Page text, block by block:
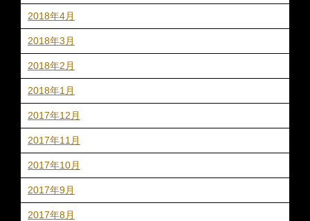
2018年4月
2018年3月
2018年2月
2018年1月
2017年12月
2017年11月
2017年10月
2017年9月
2017年8月